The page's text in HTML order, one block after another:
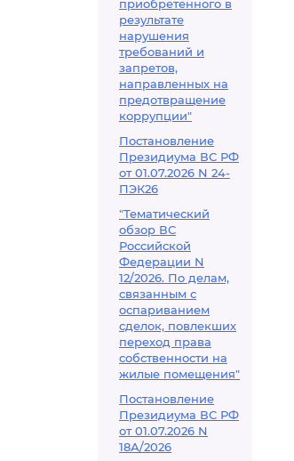
приобретенного в
результате
нарушения
требований и
запретов,
направленных на
предотвращение
коррупции"
Постановление
Президиума ВС РФ
от 01.07.2026 N 24-
ПЭК26
"Тематический
обзор ВС
Российской
Федерации N
12/2026. По делам,
связанным с
оспариванием
сделок, повлекших
переход права
собственности на
жилые помещения"
Постановление
Президиума ВС РФ
от 01.07.2026 N
18А/2026